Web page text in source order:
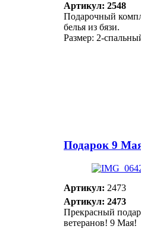
Артикул: 2548
Подарочный
белья из бязи.
Размер: 2-
Подарок 9
Артикул: 2473
Артикул: 2473
Прекрасный
ветеранов! 9 Мая!